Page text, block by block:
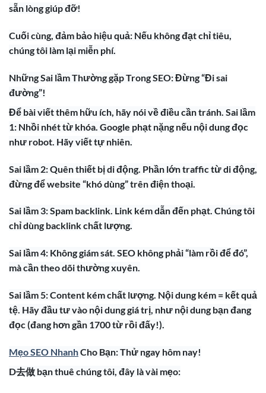
sẵn lòng giúp đỡ!
Cuối cùng, đảm bảo hiệu quả: Nếu không đạt chỉ tiêu,
chúng tôi làm lại miễn phí.
Những Sai lầm Thường gặp Trong SEO: Đừng “Đi sai
đường”!
Để bài viết thêm hữu ích, hãy nói về điều cần tránh. Sai lầm
1: Nhồi nhét từ khóa. Google phạt nặng nếu nội dung đọc
như robot. Hãy viết tự nhiên.
Sai lầm 2: Quên thiết bị di động. Phần lớn traffic từ di động,
đừng để website “khó dùng” trên điện thoại.
Sai lầm 3: Spam backlink. Link kém dẫn đến phạt. Chúng tôi
chỉ dùng backlink chất lượng.
Sai lầm 4: Không giám sát. SEO không phải “làm rồi để đó”,
mà cần theo dõi thường xuyên.
Sai lầm 5: Content kém chất lượng. Nội dung kém = kết quả
tệ. Hãy đầu tư vào nội dung giá trị, như nội dung bạn đang
đọc (đang hơn gần 1700 từ rồi đấy!).
Mẹo SEO NhanhCho Bạn: Thử ngay hôm nay!
D去做 bạn thuê chúng tôi, đây là vài mẹo: